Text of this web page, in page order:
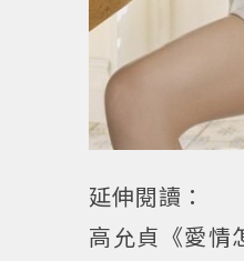
延伸閱讀：
高允貞《愛情